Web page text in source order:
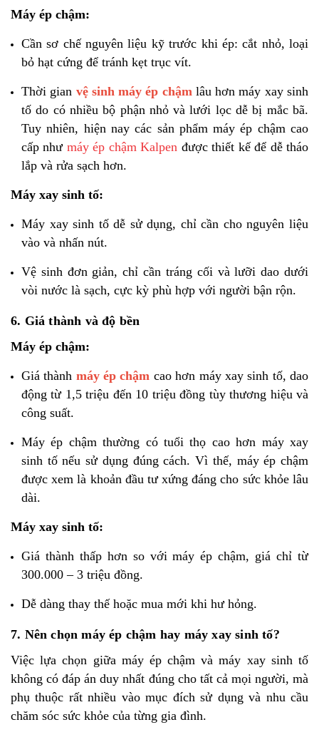
Máy ép chậm:
Cần sơ chế nguyên liệu kỹ trước khi ép: cắt nhỏ, loại
bỏ hạt cứng để tránh kẹt trục vít.
Thời gian vệ sinh máy ép chậmlâu hơn máy xay sinh
tố do có nhiều bộ phận nhỏ và lưới lọc dễ bị mắc bã.
Tuy nhiên, hiện nay các sản phẩm máy ép chậm cao
cấp như máy ép chậm Kalpen được thiết kế để dễ tháo
lắp và rửa sạch hơn.
Máy xay sinh tố:
Máy xay sinh tố dễ sử dụng, chỉ cần cho nguyên liệu
vào và nhấn nút.
Vệ sinh đơn giản, chỉ cần tráng cối và lưỡi dao dưới
vòi nước là sạch, cực kỳ phù hợp với người bận rộn.
6. Giá thành và độ bền
Máy ép chậm:
Giá thành máy ép chậm cao hơn máy xay sinh tố, dao
động từ 1,5 triệu đến 10 triệu đồng tùy thương hiệu và
công suất.
Máy ép chậm thường có tuổi thọ cao hơn máy xay
sinh tố nếu sử dụng đúng cách. Vì thế, máy ép chậm
được xem là khoản đầu tư xứng đáng cho sức khỏe lâu
dài.
Máy xay sinh tố:
Giá thành thấp hơn so với máy ép chậm, giá chỉ từ
300.000 – 3 triệu đồng.
Dễ dàng thay thế hoặc mua mới khi hư hỏng.
7. Nên chọn máy ép chậm hay máy xay sinh tố?
Việc lựa chọn giữa máy ép chậm và máy xay sinh tố
không có đáp án duy nhất đúng cho tất cả mọi người, mà
phụ thuộc rất nhiều vào mục đích sử dụng và nhu cầu
chăm sóc sức khỏe của từng gia đình.